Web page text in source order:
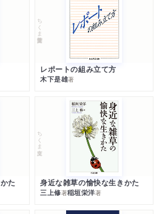
ちくま学芸文庫
レポートの組み立て方
木下是雄著
た
ちくま文庫
身近な雑草の愉快な生きかた
三上修著稲垣栄洋著